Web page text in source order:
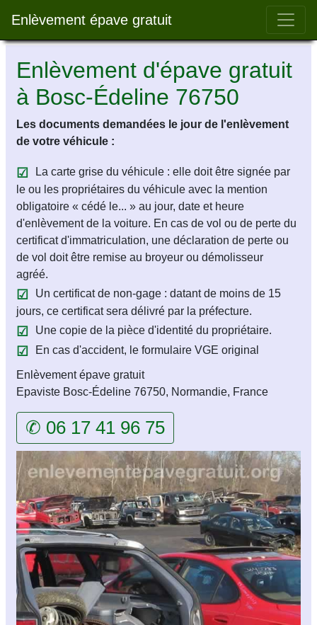
Enlèvement épave gratuit Bar
Enlèvement d'épave gratuit
à Bosc-Édeline 76750
Les documents demandées le jour de l'enlèvement
de votre véhicule :
La carte grise du véhicule : elle doit être signée par
le ou les propriétaires du véhicule avec la mention
obligatoire « cédé le... » au jour, date et heure
d'enlèvement de la voiture. En cas de vol ou de perte du
certificat d'immatriculation, une déclaration de perte ou
de vol doit être remise au broyeur ou démolisseur
agréé.
Un certificat de non-gage : datant de moins de 15
jours, ce certificat sera délivré par la préfecture.
Une copie de la pièce d'identité du propriétaire.
En cas d'accident, le formulaire VGE original
Enlèvement épave gratuit
Epaviste Bosc-Édeline 76750, Normandie, France
✆ 06 17 41 96 75